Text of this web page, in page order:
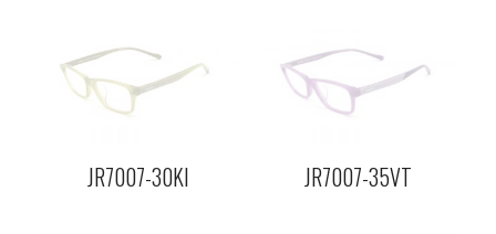
JR7007-30KI JR7007-35VT